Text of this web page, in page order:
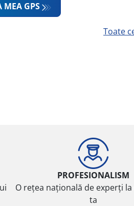
MEA GPS
Toate
PROFESIONALISM
O rețea națională de experți
ta